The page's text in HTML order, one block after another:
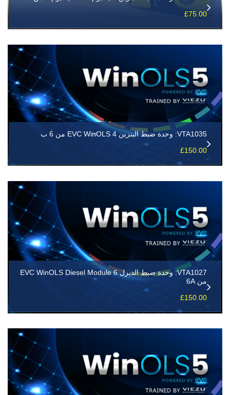
£75.00
VTA1035: وحدة ضبط البنزين EVC WinOLS 4 من 6 ب
£150.00
VTA1027: وحدة ضبط الديزل EVC WinOLS Diesel Module 6
من 6A
£150.00